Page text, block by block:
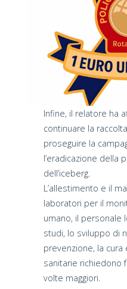
Infine, il relatore ha
continuare la
proseguire la
l’eradicazione della
dell’iceberg.
L’allestimento e il
laboratori per il
umano, il personale
studi, lo sviluppo di
prevenzione, la
sanitarie richiedono
volte maggiori.